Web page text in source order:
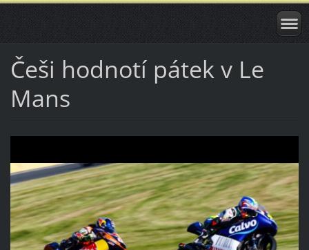
Češi hodnotí pátek v Le
Mans